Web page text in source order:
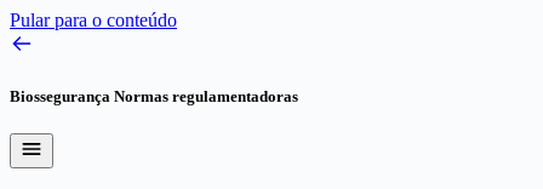
Pular para o conteúdo
Biossegurança Normas regulamentadoras